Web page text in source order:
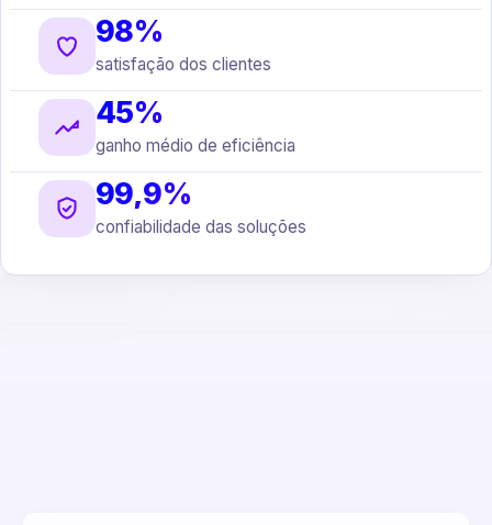
98%
satisfação dos clientes
45%
ganho médio de eficiência
99,9%
confiabilidade das soluções